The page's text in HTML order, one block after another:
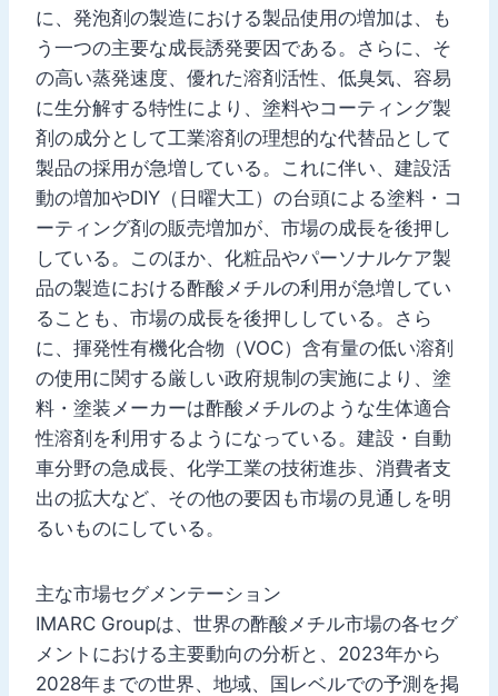
に、発泡剤の製造における製品使用の増加は、も
う一つの主要な成長誘発要因である。さらに、そ
の高い蒸発速度、優れた溶剤活性、低臭気、容易
に生分解する特性により、塗料やコーティング製
剤の成分として工業溶剤の理想的な代替品として
製品の採用が急増している。これに伴い、建設活
動の増加やDIY（日曜大工）の台頭による塗料・コ
ーティング剤の販売増加が、市場の成長を後押し
している。このほか、化粧品やパーソナルケア製
品の製造における酢酸メチルの利用が急増してい
ることも、市場の成長を後押ししている。さら
に、揮発性有機化合物（VOC）含有量の低い溶剤
の使用に関する厳しい政府規制の実施により、塗
料・塗装メーカーは酢酸メチルのような生体適合
性溶剤を利用するようになっている。建設・自動
車分野の急成長、化学工業の技術進歩、消費者支
出の拡大など、その他の要因も市場の見通しを明
るいものにしている。
主な市場セグメンテーション
IMARC Groupは、世界の酢酸メチル市場の各セグ
メントにおける主要動向の分析と、2023年から
2028年までの世界、地域、国レベルでの予測を掲